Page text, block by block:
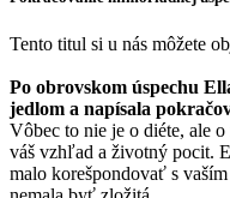
Tento titul si u nás môžete
Po obrovskom úspechu
jedlom a napísala
Vôbec to nie je o diéte, ale
váš vzhľad a životný pocit.
malo korešpondovať s